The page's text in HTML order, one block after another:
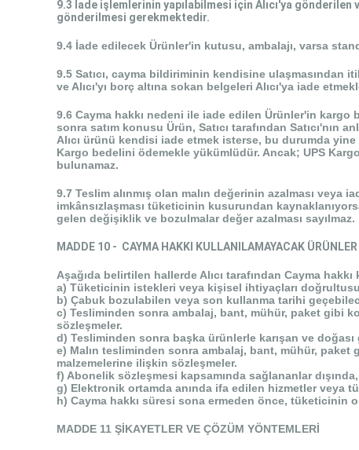
9.3 İade işlemlerinin yapılabilmesi için Alıcı'ya
gönderilmesi gerekmektedir.
9.4 İade edilecek Ürünler'in kutusu, ambalajı, varsa
9.5 Satıcı, cayma bildiriminin kendisine ulaşmasından
ve Alıcı'yı borç altına sokan belgeleri Alıcı'ya iade
9.6 Cayma hakkı nedeni ile iade edilen Ürünler'in kargo
sonra satım konusu Ürün, Satıcı tarafından Satıcı'nın
Alıcı ürünü kendisi iade etmek isterse, bu durumda yine
Kargo bedelini ödemekle yükümlüdür. Ancak; UPS
bulunamaz.
9.7 Teslim alınmış olan malın değerinin azalması veya
imkânsızlaşması tüketicinin kusurundan
gelen değişiklik ve bozulmalar değer azalması sayılmaz.
MADDE 10 - CAYMA HAKKI KULLANILAMAYACAK ÜRÜNLER
Aşağıda belirtilen hallerde Alıcı tarafından Cayma hakkı
a) Tüketicinin istekleri veya kişisel ihtiyaçları
b) Çabuk bozulabilen veya son kullanma tarihi
c) Tesliminden sonra ambalaj, bant, mühür, paket gibi
sözleşmeler.
d) Tesliminden sonra başka ürünlerle karışan ve
e) Malın tesliminden sonra ambalaj, bant, mühür,
malzemelerine ilişkin sözleşmeler.
f) Abonelik sözleşmesi kapsamında sağlananlar
g) Elektronik ortamda anında ifa edilen hizmetler veya
h) Cayma hakkı süresi sona ermeden önce, tüketicinin
MADDE 11 ŞİKAYETLER VE ÇÖZÜM YÖNTEMLERİ